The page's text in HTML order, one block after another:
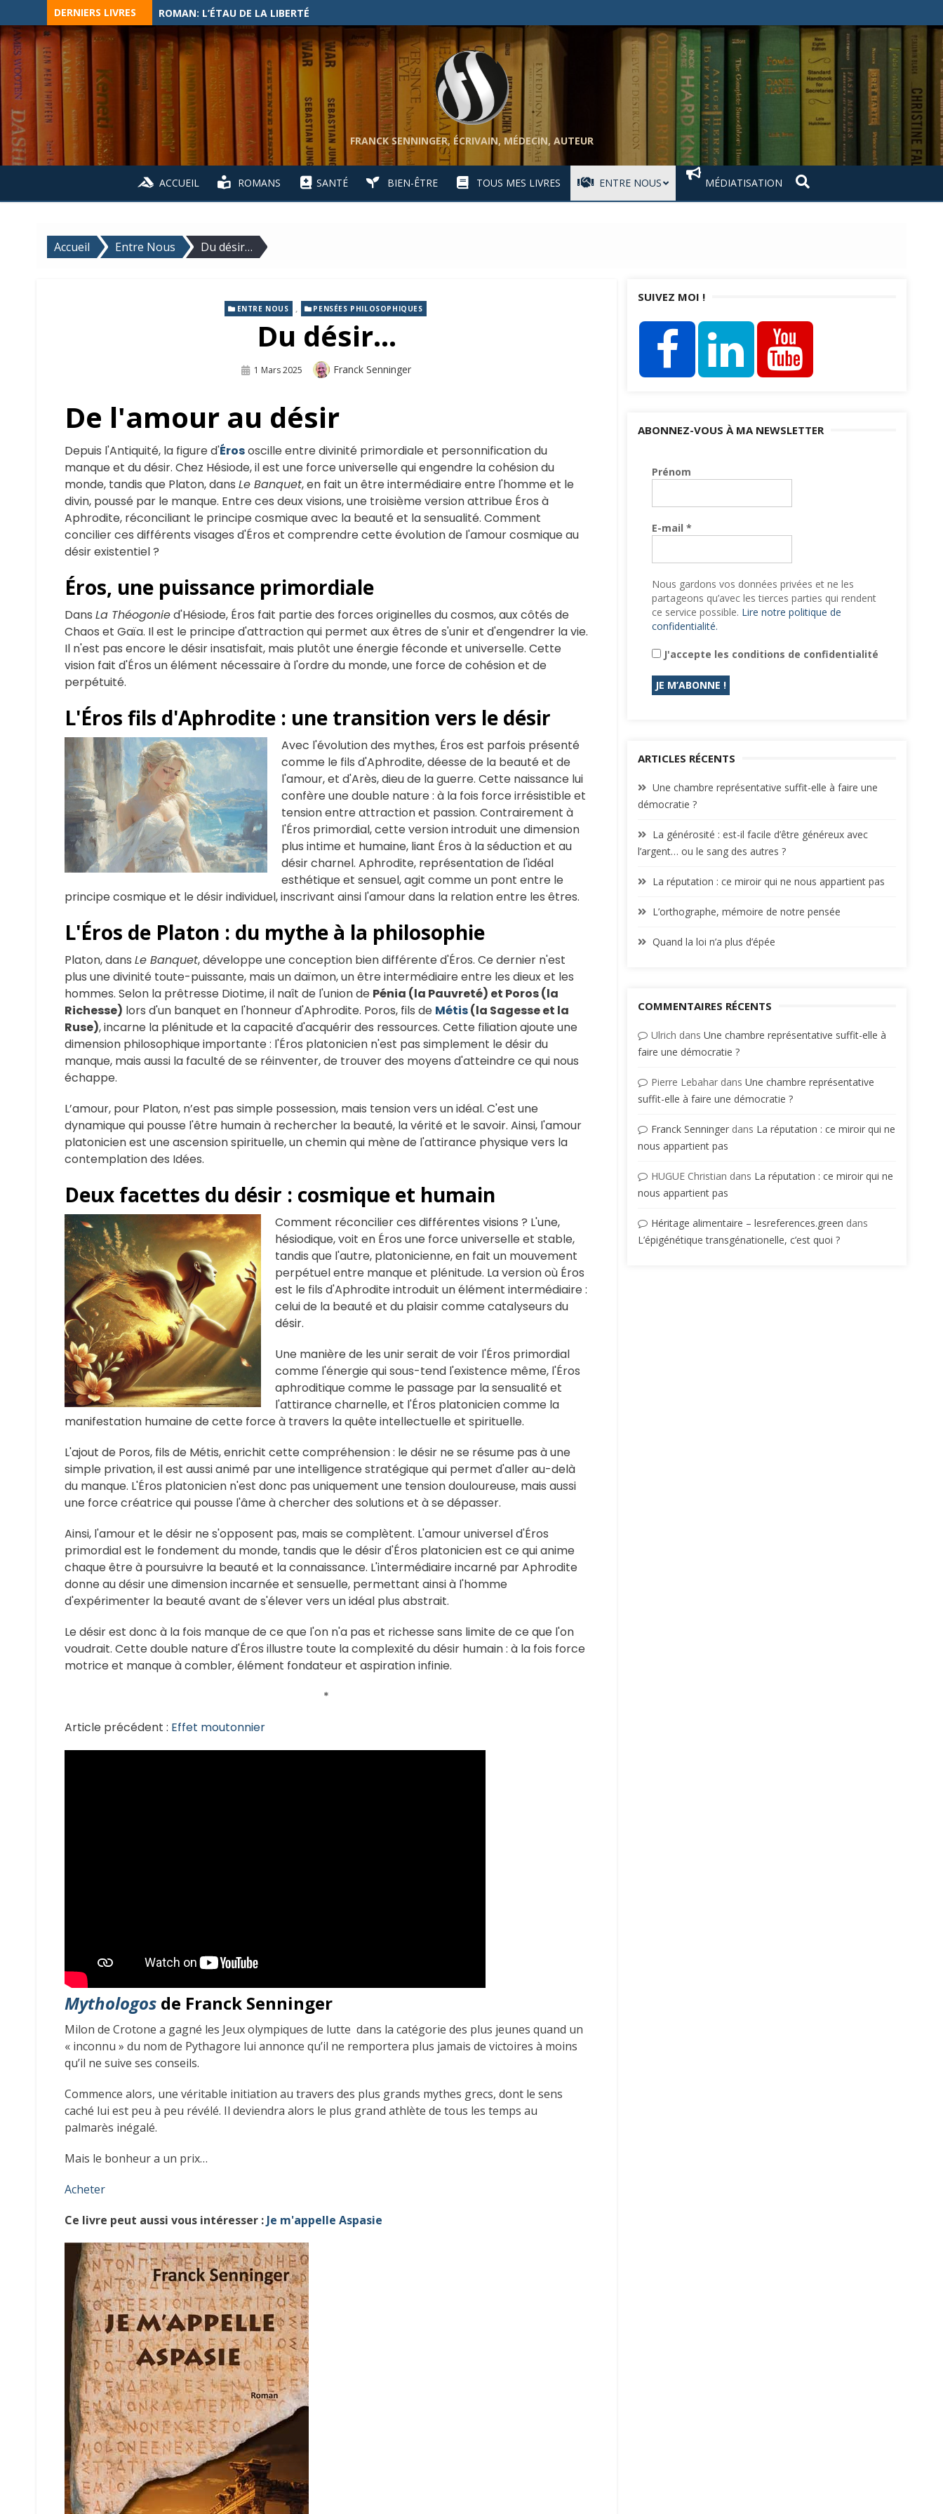
to
content
DERNIERS LIVRES ROMAN: L’ÉTAU DE LA LIBERTÉ
FRANCK SENNINGER, ÉCRIVAIN, MÉDECIN, AUTEUR
ACCUEIL ROMANS SANTÉ BIEN-ÊTRE TOUS MES LIVRES ENTRE NOUS MÉDIATISATION
Accueil Entre Nous Du désir…
ENTRE NOUS , PENSÉES PHILOSOPHIQUES
Du désir…
Publié
1 Mars 2025 Auteur
Franck Senninger
De l'amour au désir
Depuis l'Antiquité, la figure d'Érososcille entre divinité primordiale et personnification du
manque et du désir. Chez Hésiode, il est une force universelle qui engendre la cohésion du
monde, tandis que Platon, dans Le Banquet, en fait un être intermédiaire entre l'homme et le
divin, poussé par le manque. Entre ces deux visions, une troisième version attribue Éros à
Aphrodite, réconciliant le principe cosmique avec la beauté et la sensualité. Comment
concilier ces différents visages d'Éros et comprendre cette évolution de l'amour cosmique au
désir existentiel ?
Éros, une puissance primordiale
Dans La Théogonied'Hésiode, Éros fait partie des forces originelles du cosmos, aux côtés de
Chaos et Gaïa. Il est le principe d'attraction qui permet aux êtres de s'unir et d'engendrer la vie.
Il n'est pas encore le désir insatisfait, mais plutôt une énergie féconde et universelle. Cette
vision fait d'Éros un élément nécessaire à l'ordre du monde, une force de cohésion et de
perpétuité.
L'Éros fils d'Aphrodite : une transition vers le désir
Avec l'évolution des mythes, Éros est parfois présenté
comme le fils d'Aphrodite, déesse de la beauté et de
l'amour, et d'Arès, dieu de la guerre. Cette naissance lui
confère une double nature : à la fois force irrésistible et
tension entre attraction et passion. Contrairement à
l'Éros primordial, cette version introduit une dimension
plus intime et humaine, liant Éros à la séduction et au
désir charnel. Aphrodite, représentation de l'idéal
esthétique et sensuel, agit comme un pont entre le
principe cosmique et le désir individuel, inscrivant ainsi l'amour dans la relation entre les êtres.
L'Éros de Platon : du mythe à la philosophie
Platon, dans Le Banquet, développe une conception bien différente d'Éros. Ce dernier n'est
plus une divinité toute-puissante, mais un daïmon, un être intermédiaire entre les dieux et les
hommes. Selon la prêtresse Diotime, il naît de l'union de Pénia (la Pauvreté) et Poros (la
Richesse) lors d'un banquet en l'honneur d'Aphrodite. Poros, fils de Métis(la Sagesse et la
Ruse), incarne la plénitude et la capacité d'acquérir des ressources. Cette filiation ajoute une
dimension philosophique importante : l'Éros platonicien n'est pas simplement le désir du
manque, mais aussi la faculté de se réinventer, de trouver des moyens d'atteindre ce qui nous
échappe.
L’amour, pour Platon, n’est pas simple possession, mais tension vers un idéal. C'est une
dynamique qui pousse l'être humain à rechercher la beauté, la vérité et le savoir. Ainsi, l'amour
platonicien est une ascension spirituelle, un chemin qui mène de l'attirance physique vers la
contemplation des Idées.
Deux facettes du désir : cosmique et humain
Comment réconcilier ces différentes visions ? L'une,
hésiodique, voit en Éros une force universelle et stable,
tandis que l'autre, platonicienne, en fait un mouvement
perpétuel entre manque et plénitude. La version où Éros
est le fils d'Aphrodite introduit un élément intermédiaire :
celui de la beauté et du plaisir comme catalyseurs du
désir.
Une manière de les unir serait de voir l'Éros primordial
comme l'énergie qui sous-tend l'existence même, l'Éros
aphroditique comme le passage par la sensualité et
l'attirance charnelle, et l'Éros platonicien comme la
manifestation humaine de cette force à travers la quête intellectuelle et spirituelle.
L'ajout de Poros, fils de Métis, enrichit cette compréhension : le désir ne se résume pas à une
simple privation, il est aussi animé par une intelligence stratégique qui permet d'aller au-delà
du manque. L'Éros platonicien n'est donc pas uniquement une tension douloureuse, mais aussi
une force créatrice qui pousse l'âme à chercher des solutions et à se dépasser.
Ainsi, l'amour et le désir ne s'opposent pas, mais se complètent. L'amour universel d'Éros
primordial est le fondement du monde, tandis que le désir d'Éros platonicien est ce qui anime
chaque être à poursuivre la beauté et la connaissance. L'intermédiaire incarné par Aphrodite
donne au désir une dimension incarnée et sensuelle, permettant ainsi à l'homme
d'expérimenter la beauté avant de s'élever vers un idéal plus abstrait.
Le désir est donc à la fois manque de ce que l'on n'a pas et richesse sans limite de ce que l'on
voudrait. Cette double nature d'Éros illustre toute la complexité du désir humain : à la fois force
motrice et manque à combler, élément fondateur et aspiration infinie.
*
Article précédent : Effet moutonnier
Mythologos de Franck Senninger
Milon de Crotone a gagné les Jeux olympiques de lutte dans la catégorie des plus jeunes quand un
« inconnu » du nom de Pythagore lui annonce qu’il ne remportera plus jamais de victoires à moins
qu’il ne suive ses conseils.
Commence alors, une véritable initiation au travers des plus grands mythes grecs, dont le sens
caché lui est peu à peu révélé. Il deviendra alors le plus grand athlète de tous les temps au
palmarès inégalé.
Mais le bonheur a un prix…
Acheter
Ce livre peut aussi vous intéresser : Je m'appelle Aspasie
SUIVEZ MOI !
ABONNEZ-VOUS À MA NEWSLETTER
Prénom
E-mail *
Nous gardons vos données privées et ne les
partageons qu’avec les tierces parties qui rendent
ce service possible. Lire notre politique de
confidentialité.
J'accepte les conditions de confidentialité
ARTICLES RÉCENTS
Une chambre représentative suffit-elle à faire une
démocratie ?
La générosité : est-il facile d’être généreux avec
l’argent… ou le sang des autres ?
La réputation : ce miroir qui ne nous appartient pas
L’orthographe, mémoire de notre pensée
Quand la loi n’a plus d’épée
COMMENTAIRES RÉCENTS
Ulrich dans Une chambre représentative suffit-elle à
faire une démocratie ?
Pierre Lebahardans Une chambre représentative
suffit-elle à faire une démocratie ?
Franck Senningerdans La réputation : ce miroir qui ne
nous appartient pas
HUGUE Christian dans La réputation : ce miroir qui ne
nous appartient pas
Héritage alimentaire – lesreferences.green dans
L’épigénétique transgénationelle, c’est quoi ?